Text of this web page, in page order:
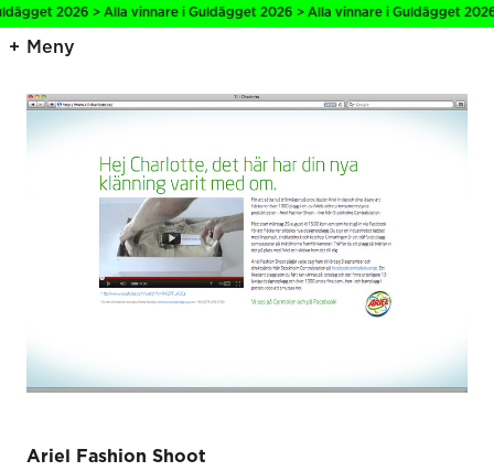
2026 > Alla vinnare i Guldägget 2026 > Alla vinnare i Guldägget 2026
Meny
Ariel Fashion Shoot